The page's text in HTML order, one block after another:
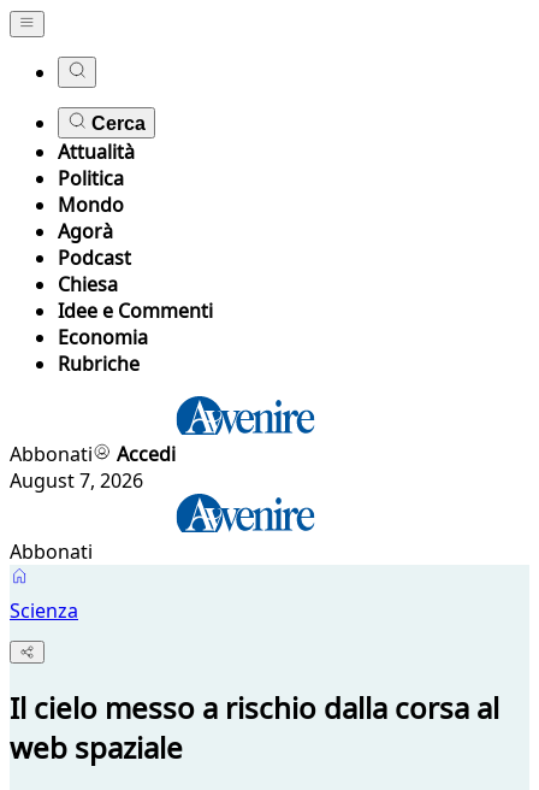
Cerca
Attualità
Politica
Mondo
Agorà
Podcast
Chiesa
Idee e Commenti
Economia
Rubriche
Abbonati
Accedi
August 7, 2026
Abbonati
Scienza
Il cielo messo a rischio dalla corsa al
web spaziale